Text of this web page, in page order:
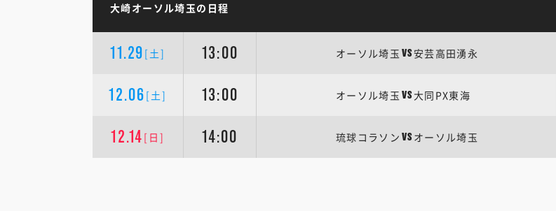
大崎オーソル埼玉の日程
11.29 [土] 13:00 オーソル埼玉 VS安芸高田湧永
12.06 [土] 13:00 オーソル埼玉 VS 大同PX東海
12.14 [日] 14:00 琉球コラソン VS オーソル埼玉